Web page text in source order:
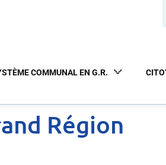
COMMUNAL EN G.R.
Région